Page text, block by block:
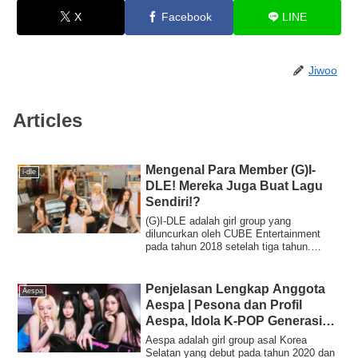
X Facebook LINE
Jiwoo
Articles
i-dle
Mengenal Para Member (G)I-
DLE! Mereka Juga Buat Lagu
Sendiri!?
(G)I-DLE adalah girl group yang
diluncurkan oleh CUBE Entertainment
pada tahun 2018 setelah tiga tahun.
dan Minnie dari Thailand. Mereka
beraktivitas dengan tujuan membawa
musik dan penampilan mereka ke level
yang lebih tinggi.Nama fandom mereka
"Neverland" terinspirasi dari dunia Peter
Pan, yang melambangkan ikatan abadi
Aespa
Penjelasan Lengkap Anggota
Aespa | Pesona dan Profil
Aespa, Idola K-POP Generasi
Berikutnya
Aespa adalah girl group asal Korea
Selatan yang debut pada tahun 2020 dan